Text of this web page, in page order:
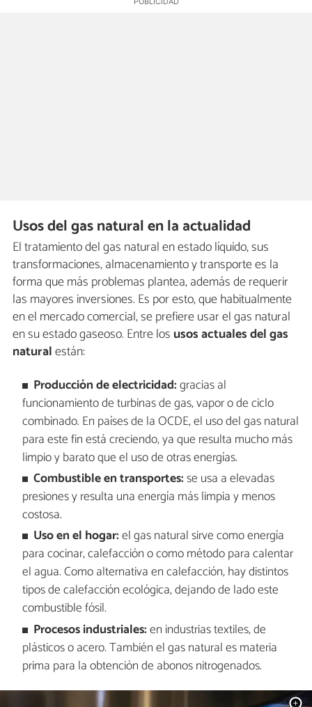
Usos del gas natural en la actualidad
El tratamiento del gas natural en estado líquido, sus
transformaciones, almacenamiento y transporte es la
forma que más problemas plantea, además de requerir
las mayores inversiones. Es por esto, que habitualmente
en el mercado comercial, se prefiere usar el gas natural
en su estado gaseoso. Entre los usos actuales del gas
naturalestán:
Producción de electricidad:gracias al
funcionamiento de turbinas de gas, vapor o de ciclo
combinado. En países de la OCDE, el uso del gas natural
para este fin está creciendo, ya que resulta mucho más
limpio y barato que el uso de otras energías.
Combustible en transportes:se usa a elevadas
presiones y resulta una energía más limpia y menos
costosa.
Uso en el hogar:el gas natural sirve como energía
para cocinar, calefacción o como método para calentar
el agua. Como alternativa en calefacción, hay distintos
tipos de calefacción ecológica, dejando de lado este
combustible fósil.
Procesos industriales:en industrias textiles, de
plásticos o acero. También el gas natural es materia
prima para la obtención de abonos nitrogenados.